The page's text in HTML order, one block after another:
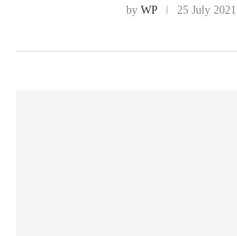
by WP 25 July 2021